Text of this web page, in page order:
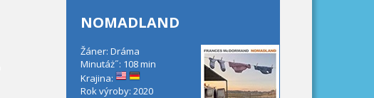
NOMADLAND
Žáner: Dráma
Minutáż˝: 108 min
Krajina:
Rok výroby: 2020